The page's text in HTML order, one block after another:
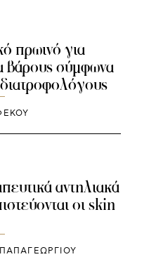
πρωινό για
βάρους σύμφωνα
αντηλιακά
οι skin